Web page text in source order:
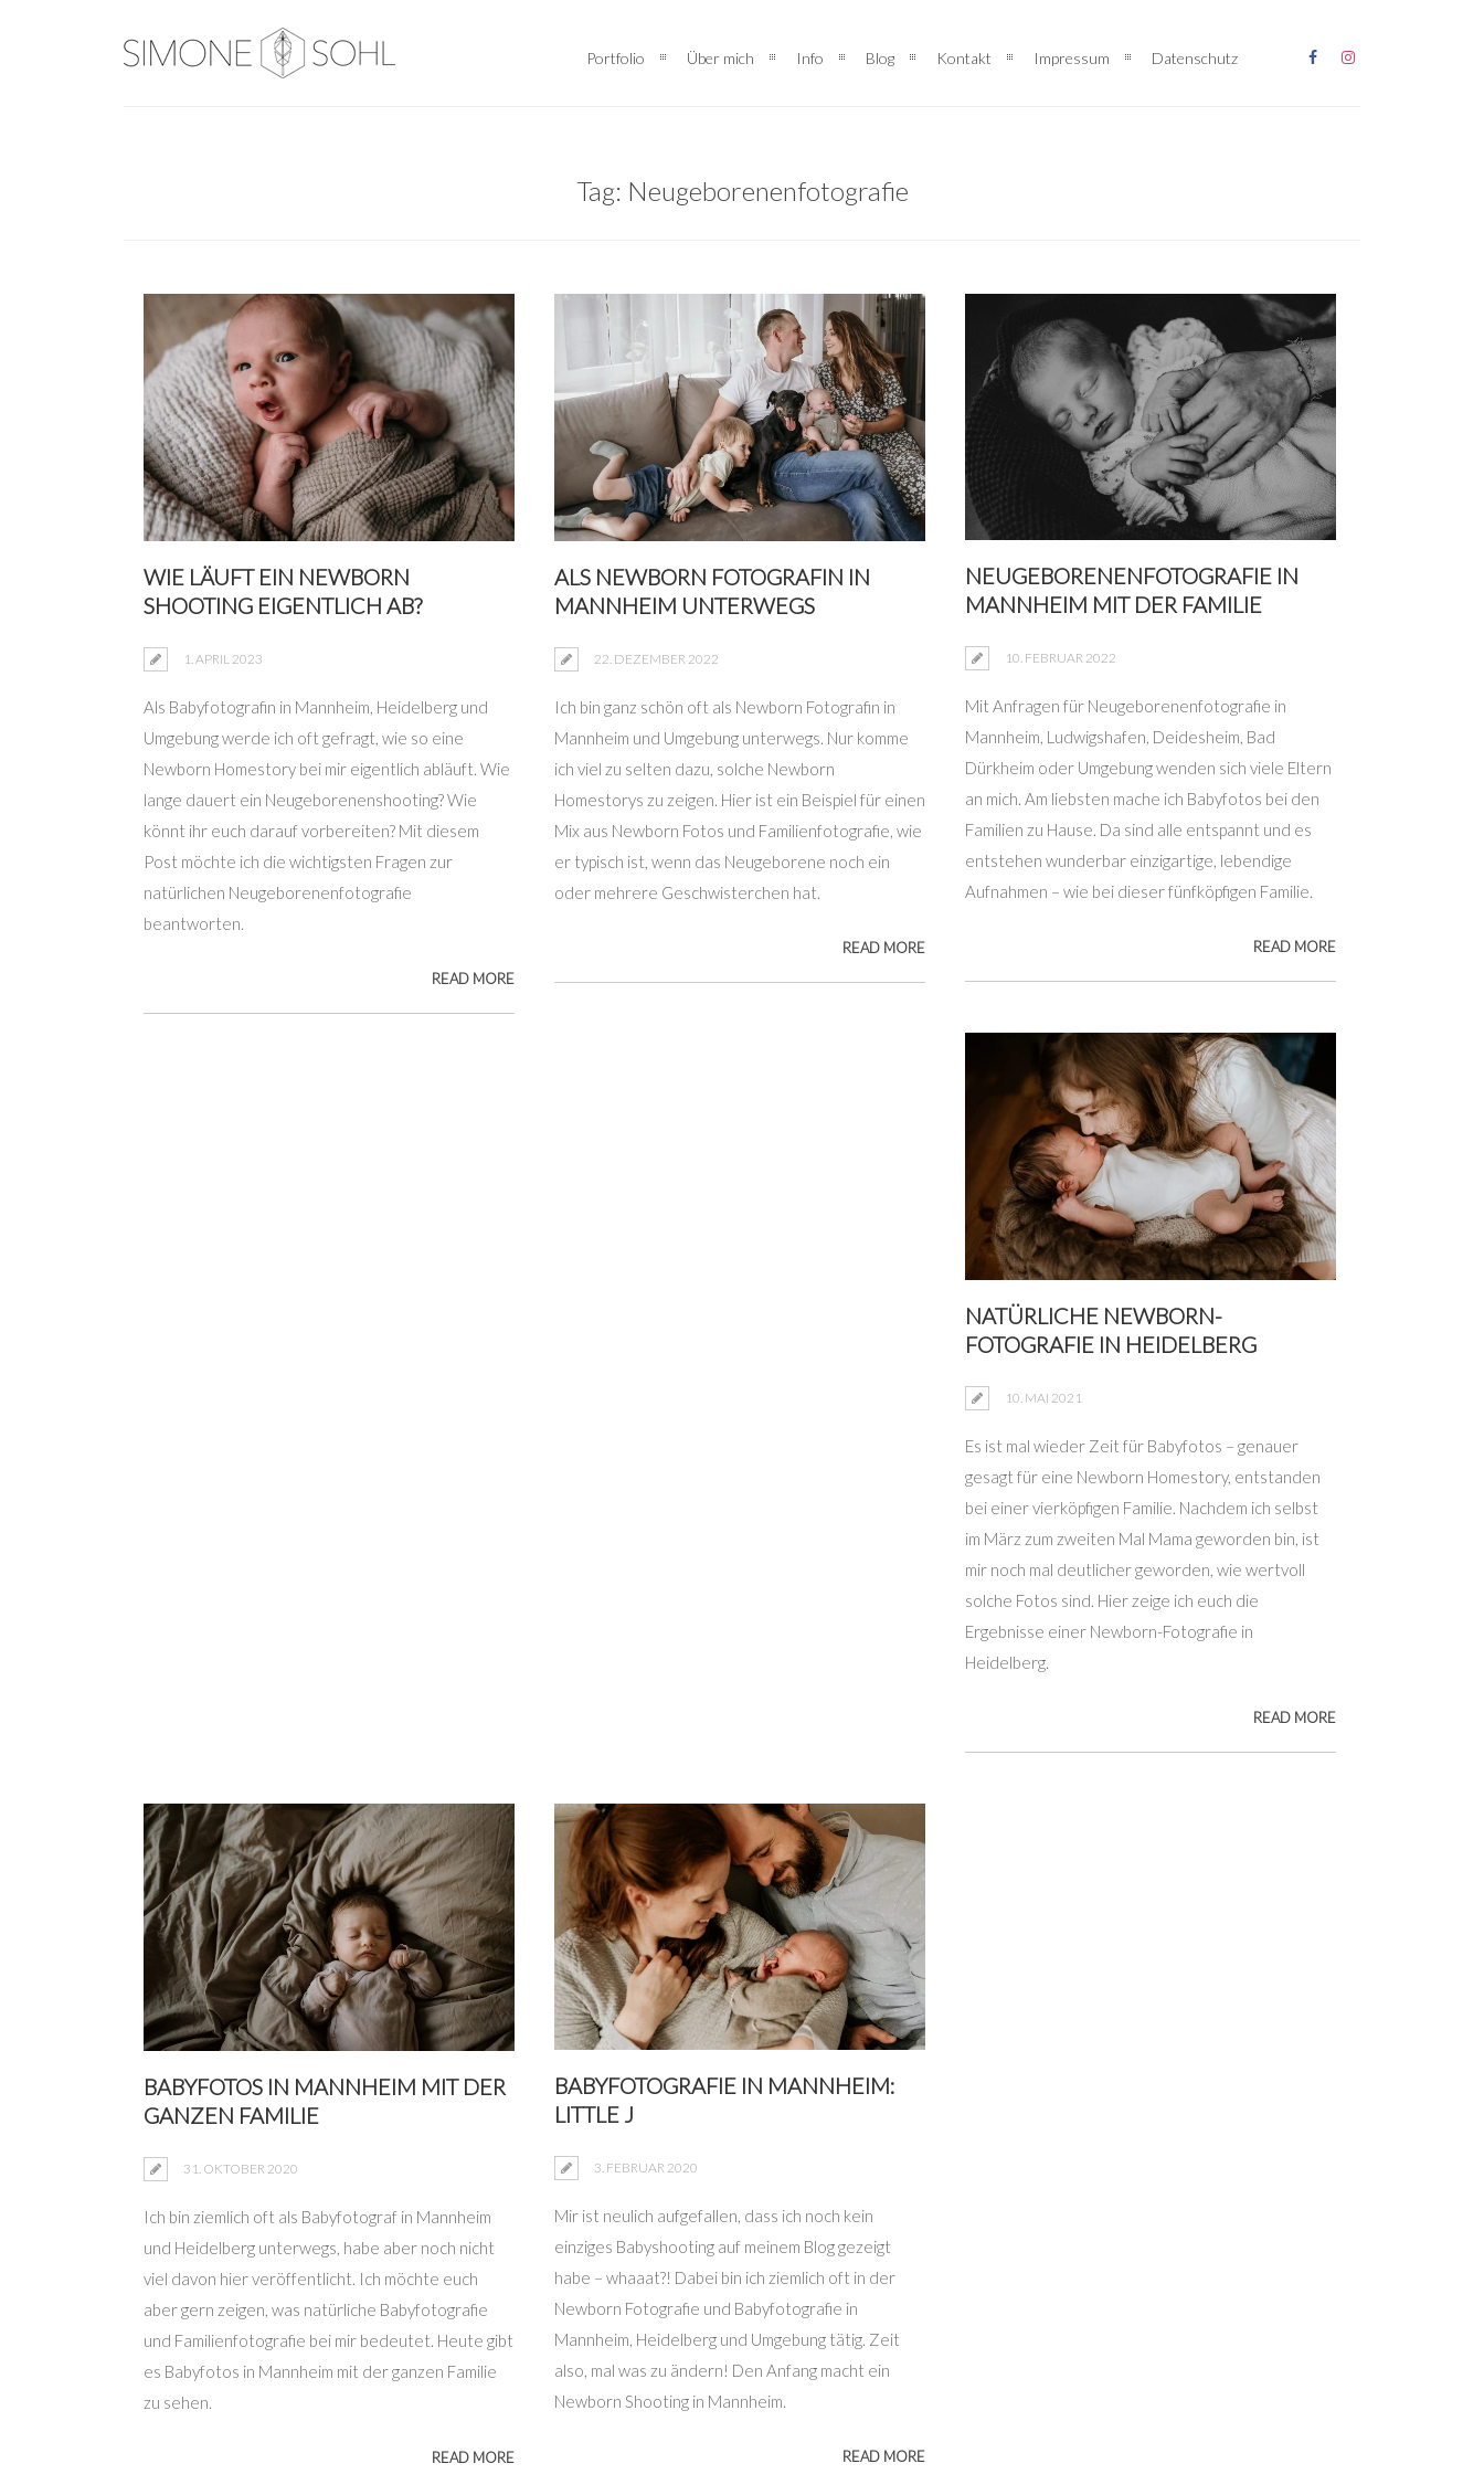
Portfolio Über mich Info Blog Kontakt Impressum Datenschutz
Tag: Neugeborenenfotografie
WIE LÄUFT EIN NEWBORN
SHOOTING EIGENTLICH AB?
1. APRIL 2023
Als Babyfotografin in Mannheim, Heidelberg und
Umgebung werde ich oft gefragt, wie so eine
Newborn Homestory bei mir eigentlich abläuft. Wie
lange dauert ein Neugeborenenshooting? Wie
könnt ihr euch darauf vorbereiten? Mit diesem
Post möchte ich die wichtigsten Fragen zur
natürlichen Neugeborenenfotografie
beantworten.
READ MORE
ALS NEWBORN FOTOGRAFIN IN
MANNHEIM UNTERWEGS
22. DEZEMBER 2022
Ich bin ganz schön oft als Newborn Fotografin in
Mannheim und Umgebung unterwegs. Nur komme
ich viel zu selten dazu, solche Newborn
Homestorys zu zeigen. Hier ist ein Beispiel für einen
Mix aus Newborn Fotos und Familienfotografie, wie
er typisch ist, wenn das Neugeborene noch ein
oder mehrere Geschwisterchen hat.
READ MORE
NEUGEBORENENFOTOGRAFIE IN
MANNHEIM MIT DER FAMILIE
10. FEBRUAR 2022
Mit Anfragen für Neugeborenenfotografie in
Mannheim, Ludwigshafen, Deidesheim, Bad
Dürkheim oder Umgebung wenden sich viele Eltern
an mich. Am liebsten mache ich Babyfotos bei den
Familien zu Hause. Da sind alle entspannt und es
entstehen wunderbar einzigartige, lebendige
Aufnahmen – wie bei dieser fünfköpfigen Familie.
READ MORE
NATÜRLICHE NEWBORN-
FOTOGRAFIE IN HEIDELBERG
10. MAI 2021
Es ist mal wieder Zeit für Babyfotos – genauer
gesagt für eine Newborn Homestory, entstanden
bei einer vierköpfigen Familie. Nachdem ich selbst
im März zum zweiten Mal Mama geworden bin, ist
mir noch mal deutlicher geworden, wie wertvoll
solche Fotos sind. Hier zeige ich euch die
Ergebnisse einer Newborn-Fotografie in
Heidelberg.
READ MORE
BABYFOTOS IN MANNHEIM MIT DER
GANZEN FAMILIE
31. OKTOBER 2020
Ich bin ziemlich oft als Babyfotograf in Mannheim
und Heidelberg unterwegs, habe aber noch nicht
viel davon hier veröffentlicht. Ich möchte euch
aber gern zeigen, was natürliche Babyfotografie
und Familienfotografie bei mir bedeutet. Heute gibt
es Babyfotos in Mannheim mit der ganzen Familie
zu sehen.
READ MORE
BABYFOTOGRAFIE IN MANNHEIM:
LITTLE J
3. FEBRUAR 2020
Mir ist neulich aufgefallen, dass ich noch kein
einziges Babyshooting auf meinem Blog gezeigt
habe – whaaat?! Dabei bin ich ziemlich oft in der
Newborn Fotografie und Babyfotografie in
Mannheim, Heidelberg und Umgebung tätig. Zeit
also, mal was zu ändern! Den Anfang macht ein
Newborn Shooting in Mannheim.
READ MORE